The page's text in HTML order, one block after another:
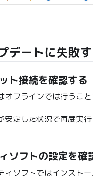
デートに失敗
ト接続を確認する
オフラインでは行うこ
安定した状況で再度実
ソフトの設定を確
ィソフトではインスト